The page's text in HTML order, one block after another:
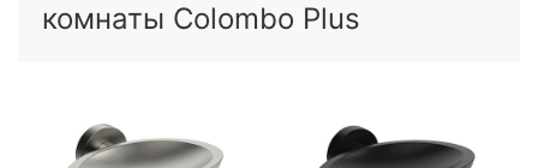
комнаты Colombo Plus